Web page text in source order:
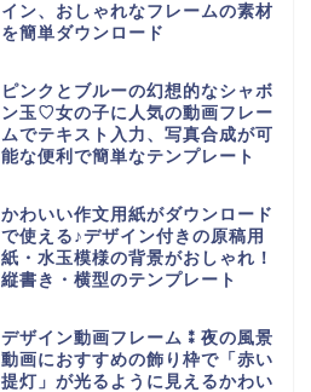
イン、おしゃれなフレームの素材
を簡単ダウンロード
ピンクとブルーの幻想的なシャボ
ン玉♡女の子に人気の動画フレー
ムでテキスト入力、写真合成が可
能な便利で簡単なテンプレート
かわいい作文用紙がダウンロード
で使える♪デザイン付きの原稿用
紙・水玉模様の背景がおしゃれ！
縦書き・横型のテンプレート
デザイン動画フレーム⁑夜の風景
動画におすすめの飾り枠で「赤い
提灯」が光るように見えるかわい